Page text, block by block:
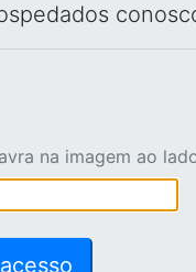
na imagem ao